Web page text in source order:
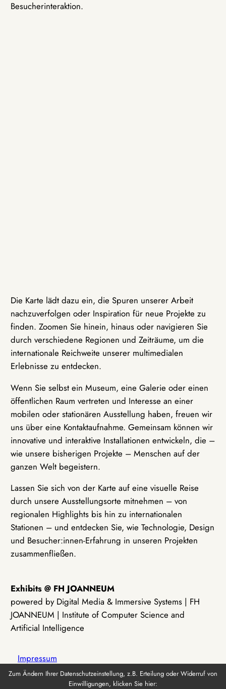
Besucherinteraktion.
Die Karte lädt dazu ein, die Spuren unserer Arbeit
nachzuverfolgen oder Inspiration für neue Projekte zu
finden. Zoomen Sie hinein, hinaus oder navigieren Sie
durch verschiedene Regionen und Zeiträume, um die
internationale Reichweite unserer multimedialen
Erlebnisse zu entdecken.
Wenn Sie selbst ein Museum, eine Galerie oder einen
öffentlichen Raum vertreten und Interesse an einer
mobilen oder stationären Ausstellung haben, freuen wir
uns über eine Kontaktaufnahme. Gemeinsam können wir
innovative und interaktive Installationen entwickeln, die –
wie unsere bisherigen Projekte – Menschen auf der
ganzen Welt begeistern.
Lassen Sie sich von der Karte auf eine visuelle Reise
durch unsere Ausstellungsorte mitnehmen – von
regionalen Highlights bis hin zu internationalen
Stationen – und entdecken Sie, wie Technologie, Design
und Besucher:innen-Erfahrung in unseren Projekten
zusammenfließen.
Exhibits @ FH JOANNEUM
powered by Digital Media & Immersive Systems | FH
JOANNEUM | Institute of Computer Science and
Artificial Intelligence
Impressum
Zum Ändern Ihrer Datenschutzeinstellung, z.B. Erteilung oder Widerruf von
Einwilligungen, klicken Sie hier: